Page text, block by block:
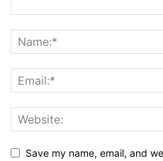
Save my name, email, and